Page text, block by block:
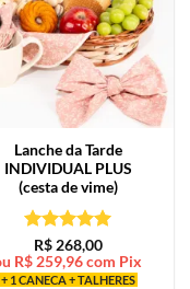
Lanche da Tarde
INDIVIDUAL PLUS
(cesta de vime)
Avaliação5
de 5
R$268,00
R$ 259,96com Pix
+ 1 CANECA + TALHERES